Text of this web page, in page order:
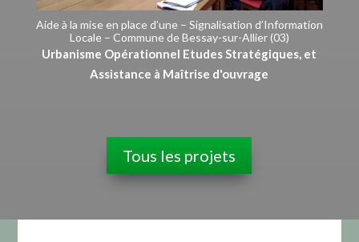
Aide à la mise en place d’une – Signalisation d’Information
Locale – Commune de Bessay-sur-Allier (03)
Urbanisme Opérationnel Etudes Stratégiques, et
Assistance à Maîtrise d'ouvrage
Tous les projets